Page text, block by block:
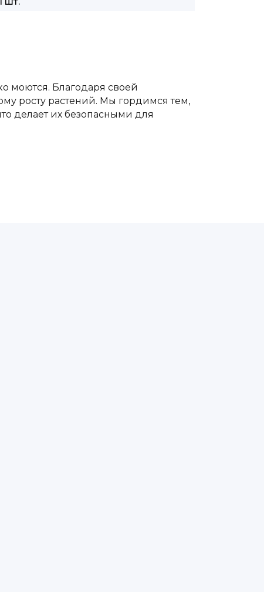
моются. Благодаря своей
росту растений. Мы гордимся тем,
делает их безопасными для